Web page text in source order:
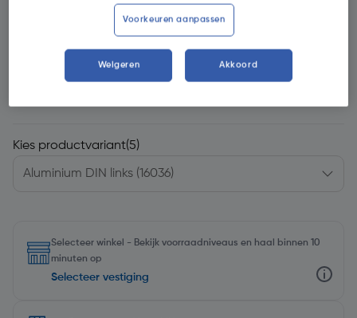
Kies productvariant(5)
Selecteer winkel - Bekijk voorraadniveaus en haal binnen 10
minuten op
Selecteer vestiging
Voorkeuren aanpassen
Weigeren Akkoord